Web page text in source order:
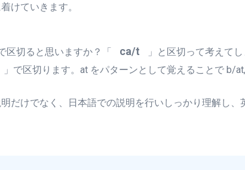
けていきます。
区切ると思いますか？「 ca/t
」と区切って考えて
」で区切ります。at をパターンとして覚えることで b/
だけでなく、日本語での説明を行いしっかり理解し、